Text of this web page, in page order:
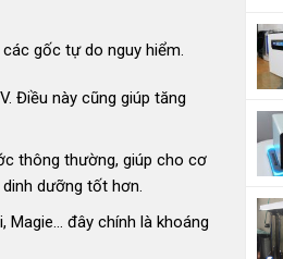
gốc tự do nguy hiểm.
Điều này cũng giúp tăng
thông thường, giúp cho cơ
dưỡng tốt hơn.
Magie… đây chính là khoáng